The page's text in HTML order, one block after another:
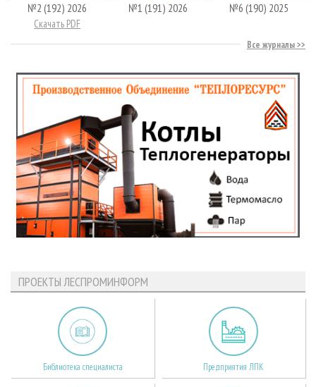
№2 (192) 2026
Скачать PDF
№1 (191) 2026 №6 (190) 2025
Все журналы
ПРОЕКТЫ ЛЕСПРОМИНФОРМ
Библиотека специалиста Предприятия ЛПК